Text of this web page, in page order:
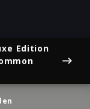
Edition